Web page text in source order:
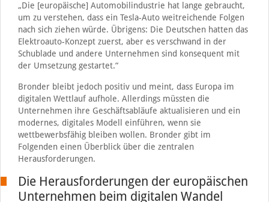
„Die [europäische] Automobilindustrie hat lange gebraucht,
um zu verstehen, dass ein Tesla-Auto weitreichende Folgen
nach sich ziehen würde. Übrigens: Die Deutschen hatten das
Elektroauto-Konzept zuerst, aber es verschwand in der
Schublade und andere Unternehmen sind konsequent mit
der Umsetzung gestartet.“
Bronder bleibt jedoch positiv und meint, dass Europa im
digitalen Wettlauf aufhole. Allerdings müssten die
Unternehmen ihre Geschäftsabläufe aktualisieren und ein
modernes, digitales Modell einführen, wenn sie
wettbewerbsfähig bleiben wollen. Bronder gibt im
Folgenden einen Überblick über die zentralen
Herausforderungen.
Die Herausforderungen der europäischen
Unternehmen beim digitalen Wandel